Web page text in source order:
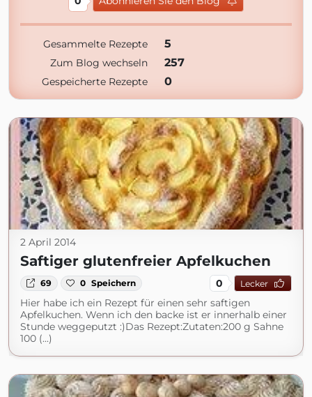
Gesammelte Rezepte 5
Zum Blog wechseln 257
Gespeicherte Rezepte 0
2 April 2014
Saftiger glutenfreier Apfelkuchen
69 0 Speichern 0 Lecker
Hier habe ich ein Rezept für einen sehr saftigen
Apfelkuchen. Wenn ich den backe ist er innerhalb einer
Stunde weggeputzt :)Das Rezept:Zutaten:200 g Sahne
100 (...)